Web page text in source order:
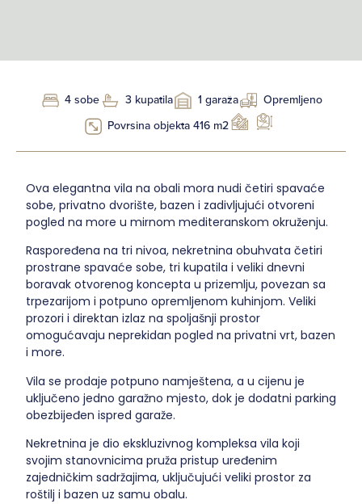
4 sobe 3 kupatila 1 garaža
Opremljeno
Povrsina objekta 416 m2
Ova elegantna vila na obali mora nudi četiri spavaće
sobe, privatno dvorište, bazen i zadivljujući otvoreni
pogled na more u mirnom mediteranskom okruženju.
Raspoređena na tri nivoa, nekretnina obuhvata četiri
prostrane spavaće sobe, tri kupatila i veliki dnevni
boravak otvorenog koncepta u prizemlju, povezan sa
trpezarijom i potpuno opremljenom kuhinjom. Veliki
prozori i direktan izlaz na spoljašnji prostor
omogućavaju neprekidan pogled na privatni vrt, bazen
i more.
Vila se prodaje potpuno namještena, a u cijenu je
uključeno jedno garažno mjesto, dok je dodatni parking
obezbijeđen ispred garaže.
Nekretnina je dio ekskluzivnog kompleksa vila koji
svojim stanovnicima pruža pristup uređenim
zajedničkim sadržajima, uključujući veliki prostor za
roštilj i bazen uz samu obalu.